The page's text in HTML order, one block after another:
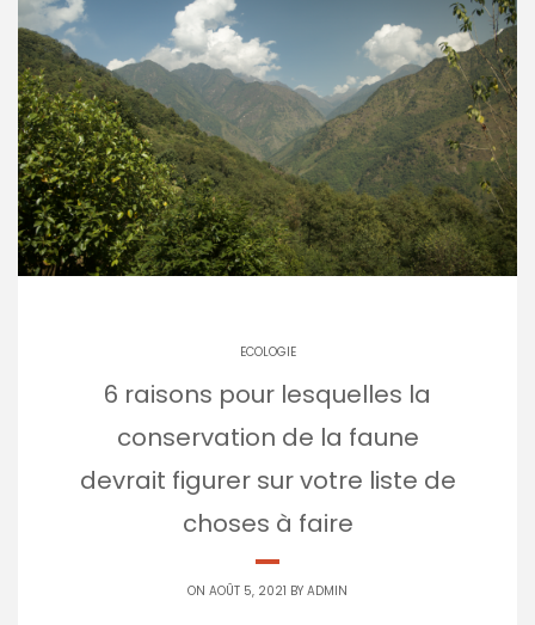
ECOLOGIE
6 raisons pour lesquelles la
conservation de la faune
devrait figurer sur votre liste de
choses à faire
ON AOÛT 5, 2021 BY ADMIN